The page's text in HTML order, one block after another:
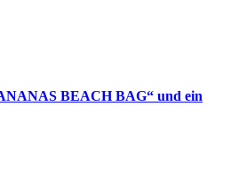
BEACH BAG“ und ein